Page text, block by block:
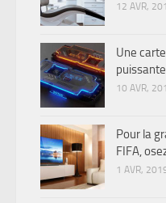
12 AVR,
Une
10 AVR,
Pour la
FIFA,
1 AVR,